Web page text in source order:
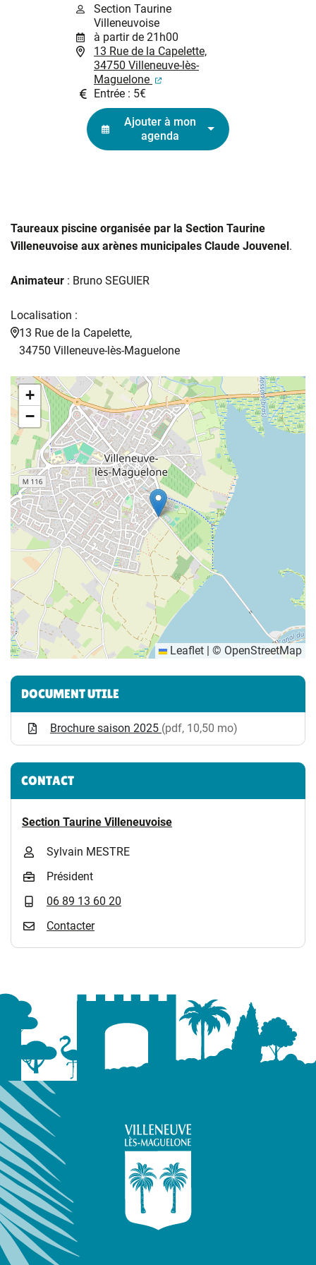
Section Taurine
Villeneuvoise
à partir de 21h00
13 Rue de la Capelette,
34750 Villeneuve-lès-
Maguelone
(ouverture dans un nouvel
Entrée : 5€
Ajouter à mon
agenda
Taureaux piscine organisée par la Section Taurine
Villeneuvoise aux arènes municipales Claude Jouvenel.
Animateur : Bruno SEGUIER
Localisation :
13 Rue de la Capelette,
34750 Villeneuve-lès-Maguelone
+
−
Leaflet | © OpenStreetMap
Informations complémentaires
DOCUMENT UTILE
Brochure saison 2025 (pdf, 10,50 mo)
CONTACT
Section Taurine Villeneuvoise
Sylvain MESTRE
Président
06 89 13 60 20
Contacter